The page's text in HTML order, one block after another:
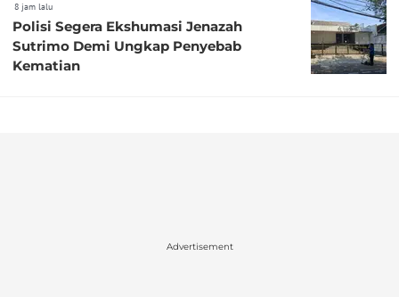
8 jam lalu
Polisi Segera Ekshumasi Jenazah
Sutrimo Demi Ungkap Penyebab
Kematian
Advertisement